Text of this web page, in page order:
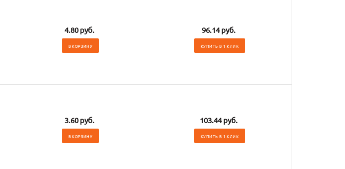
4.80 руб.
В КОРЗИНУ
96.14 руб.
КУПИТЬ В 1 КЛИК
3.60 руб.
В КОРЗИНУ
103.44 руб.
КУПИТЬ В 1 КЛИК